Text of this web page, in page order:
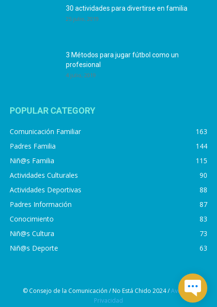
30 actividades para divertirse en familia
25 julio, 2019
3 Métodos para jugar fútbol como un
profesional
4 julio, 2019
POPULAR CATEGORY
Comunicación Familiar
163
Padres Familia
144
Niñ@s Familia
115
Actividades Culturales
90
Actividades Deportivas
88
Padres Información
87
Conocimiento
83
Niñ@s Cultura
73
Niñ@s Deporte
63
© Consejo de la Comunicación / No Está Chido 2024 /Aviso de
Privacidad